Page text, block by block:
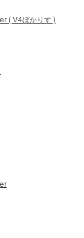
( V4ぼかりす )